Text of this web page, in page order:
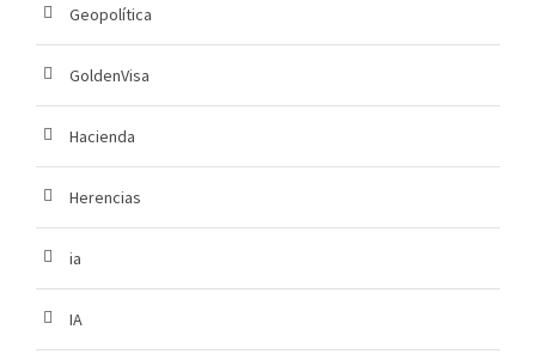
Geopolítica
GoldenVisa
Hacienda
Herencias
ia
IA